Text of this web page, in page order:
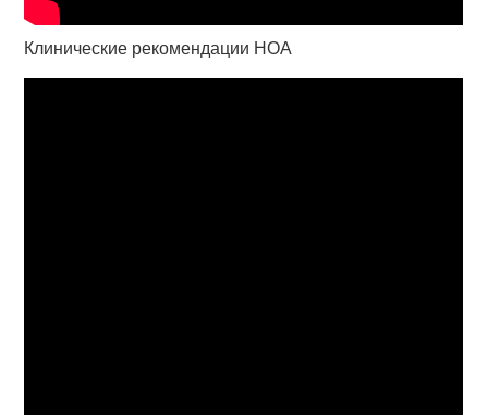
Клинические рекомендации НОА